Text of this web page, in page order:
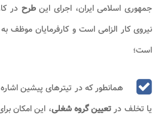
جمهوری اسلامی ایران، اجرای اینطرح
نیروی کار الزامی است و کارفرمایان موظف
است؛
همانطور که در تیترهای پیشین
یا تخلف درتعیین گروه شغلی، این امکان